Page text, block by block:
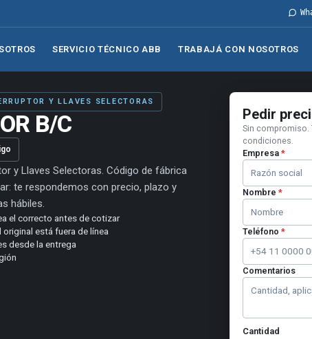
SERVICIO TÉCNICO ABB TRABAJÁ CON NOSOTROS
Y LLAVES SELECTORAS
B/C
y Llaves Selectoras. Código de fábrica
te respondemos con precio, plazo y
hábiles.
el correcto antes de cotizar
está fuera de línea
desde la entrega
Pedir
Sin compromiso.
condiciones.
Empresa *
Nombre *
Teléfono *
Comentarios
Cantidad